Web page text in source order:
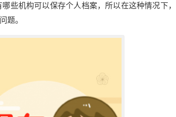
些机构可以保存个人档案，所以在这种情况下
题。